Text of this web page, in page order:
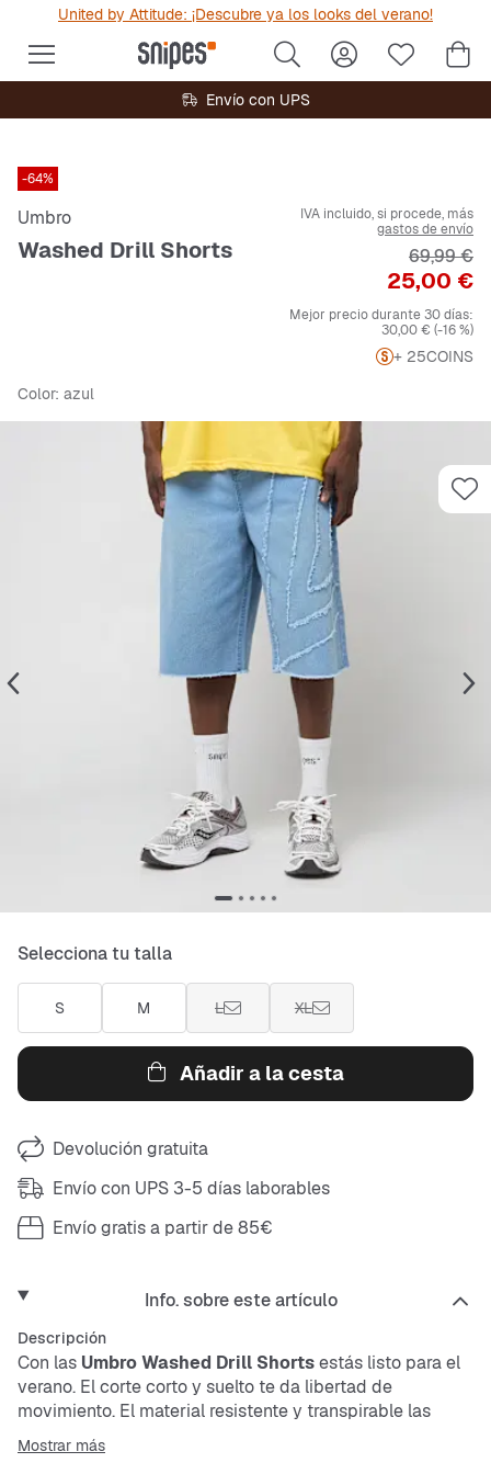
United by Attitude: ¡Descubre ya los looks del verano!
Envío con UPS
-64%
Umbro
Washed Drill Shorts
IVA incluido, si procede, más
gastos de envío
Precio
25,00 €
Precio
69,99 €
Mejor precio durante 30 días:
30,00 € (-16 %)
+ 25COINS
Color: azul
Selecciona tu talla
S M L XL
Añadir a la cesta
Devolución gratuita
Envío con UPS 3-5 días laborables
Envío gratis a partir de 85€
Info. sobre este artículo
Descripción
Con las Umbro Washed Drill Shortsestás listo para el
verano. El corte corto y suelto te da libertad de
movimiento. El material resistente y transpirable las
hace perfectas para los días calurosos. Los bolsillos
laterales y el botón en la cintura completan el look.
Mostrar más